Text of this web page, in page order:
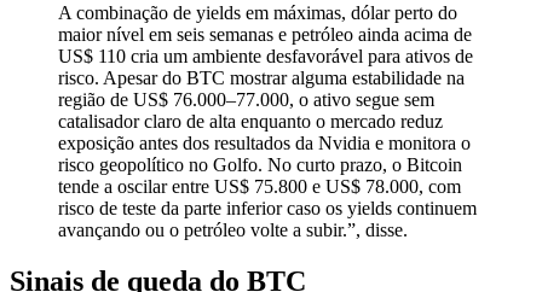
A combinação de yields em máximas, dólar perto do
maior nível em seis semanas e petróleo ainda acima de
US$ 110 cria um ambiente desfavorável para ativos de
risco. Apesar do BTC mostrar alguma estabilidade na
região de US$ 76.000–77.000, o ativo segue sem
catalisador claro de alta enquanto o mercado reduz
exposição antes dos resultados da Nvidia e monitora o
risco geopolítico no Golfo. No curto prazo, o Bitcoin
tende a oscilar entre US$ 75.800 e US$ 78.000, com
risco de teste da parte inferior caso os yields continuem
avançando ou o petróleo volte a subir.”, disse.
Sinais de queda do BTC